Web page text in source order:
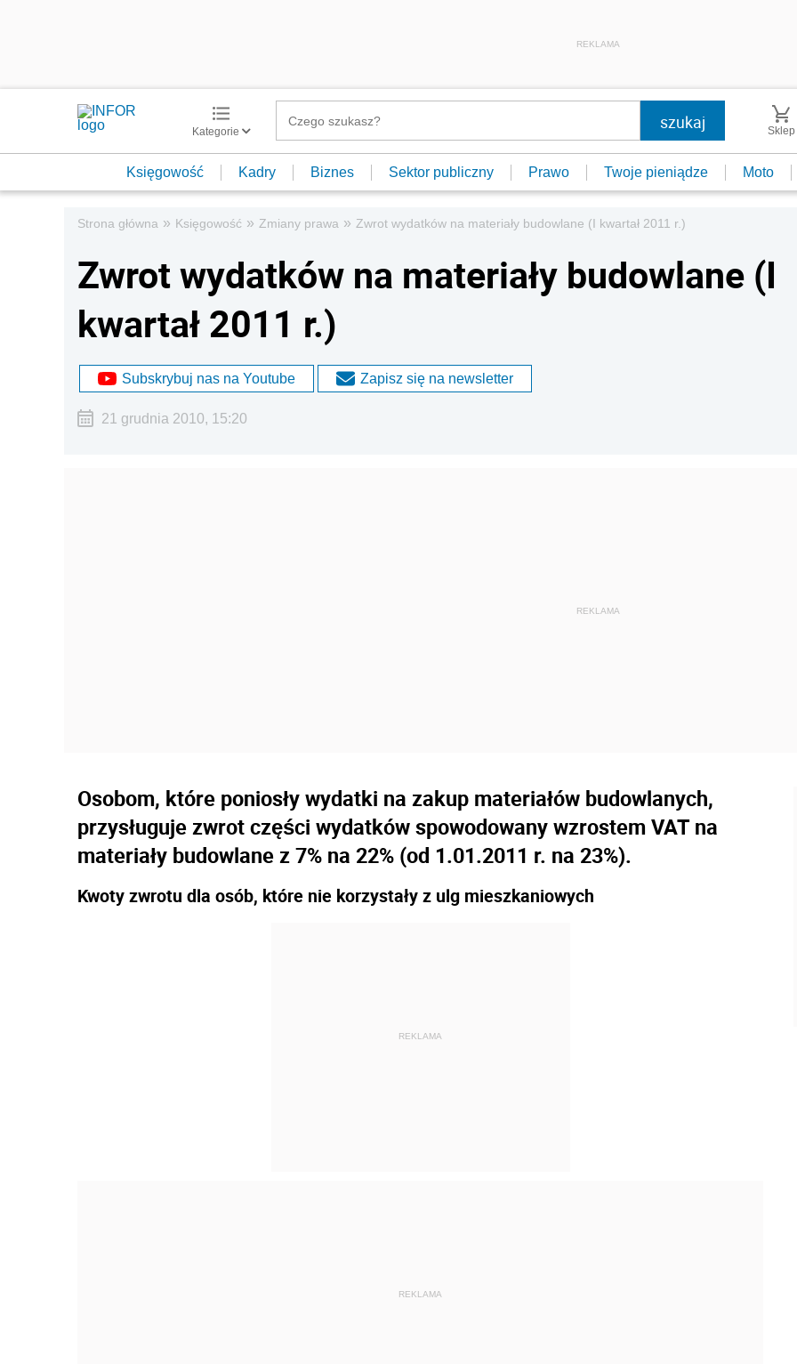
REKLAMA
Kategorie Sklep
Księgowość Kadry Biznes Sektor publiczny Prawo Twoje pieniądze Moto
Strona główna » Księgowość » Zmiany prawa » Zwrot wydatków na materiały budowlane (I kwartał 2011 r.)
Zwrot wydatków na materiały budowlane (I
kwartał 2011 r.)
Subskrybuj nas na Youtube Zapisz się na newsletter
21 grudnia 2010, 15:20
Osobom, które poniosły wydatki na zakup materiałów budowlanych,
przysługuje zwrot części wydatków spowodowany wzrostem VAT na
materiały budowlane z 7% na 22% (od 1.01.2011 r. na 23%).
Kwoty zwrotu dla osób, które nie korzystały z ulg mieszkaniowych
REKLAMA
REKLAMA